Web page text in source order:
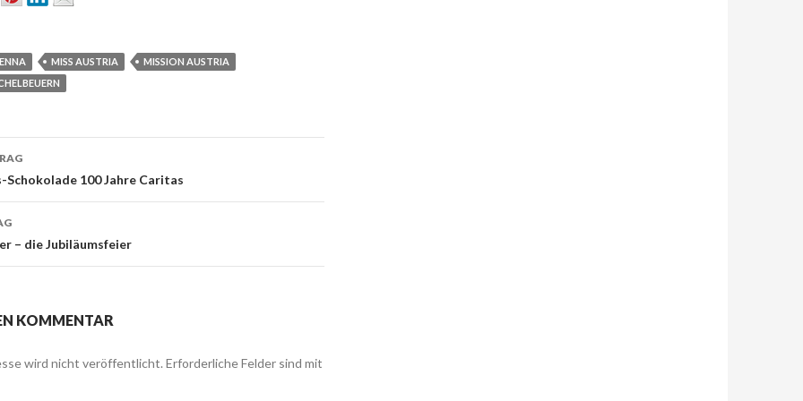
MISS AUSTRIA
MISSION AUSTRIA
100 Jahre Caritas
– die Jubiläumsfeier
KOMMENTAR
wird nicht veröffentlicht. Erforderliche Felder sind mit